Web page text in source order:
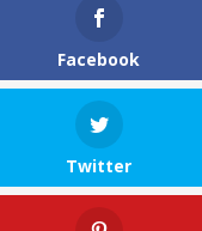
Facebook
Twitter